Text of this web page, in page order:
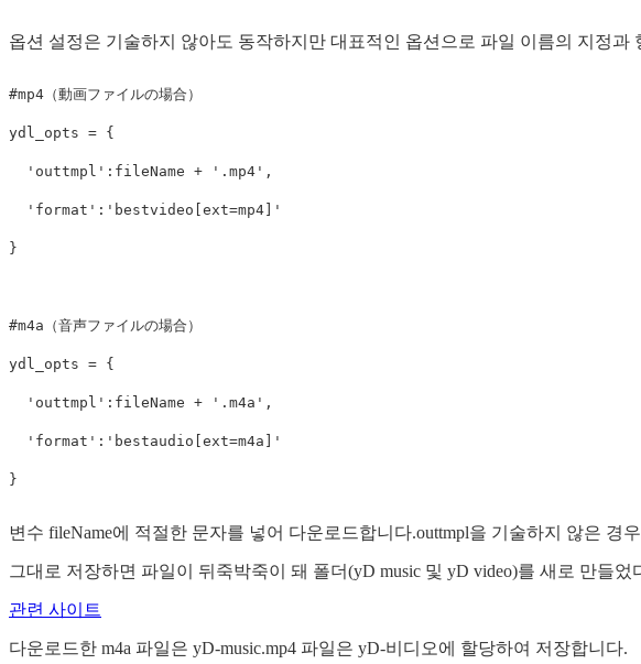
옵션 설정은 기술하지 않아도 동작하지만 대표적인 옵션으로 파일 이름의 지정과
ydl_opts = {
'outtmpl' : fileName + '.mp4' ,
'format' : 'bestvideo[ext=mp4]'
}
ydl_opts = {
'outtmpl' : fileName + '.m4a' ,
'format' : 'bestaudio[ext=m4a]'
}
변수 fileName에 적절한 문자를 넣어 다운로드합니다.outtmpl을 기술하지 않은 경
그대로 저장하면 파일이 뒤죽박죽이 돼 폴더(yD music 및 yD video)를 새로 만들었
관련 사이트
다운로드한 m4a 파일은 yD-music.mp4 파일은 yD-비디오에 할당하여 저장합니다.